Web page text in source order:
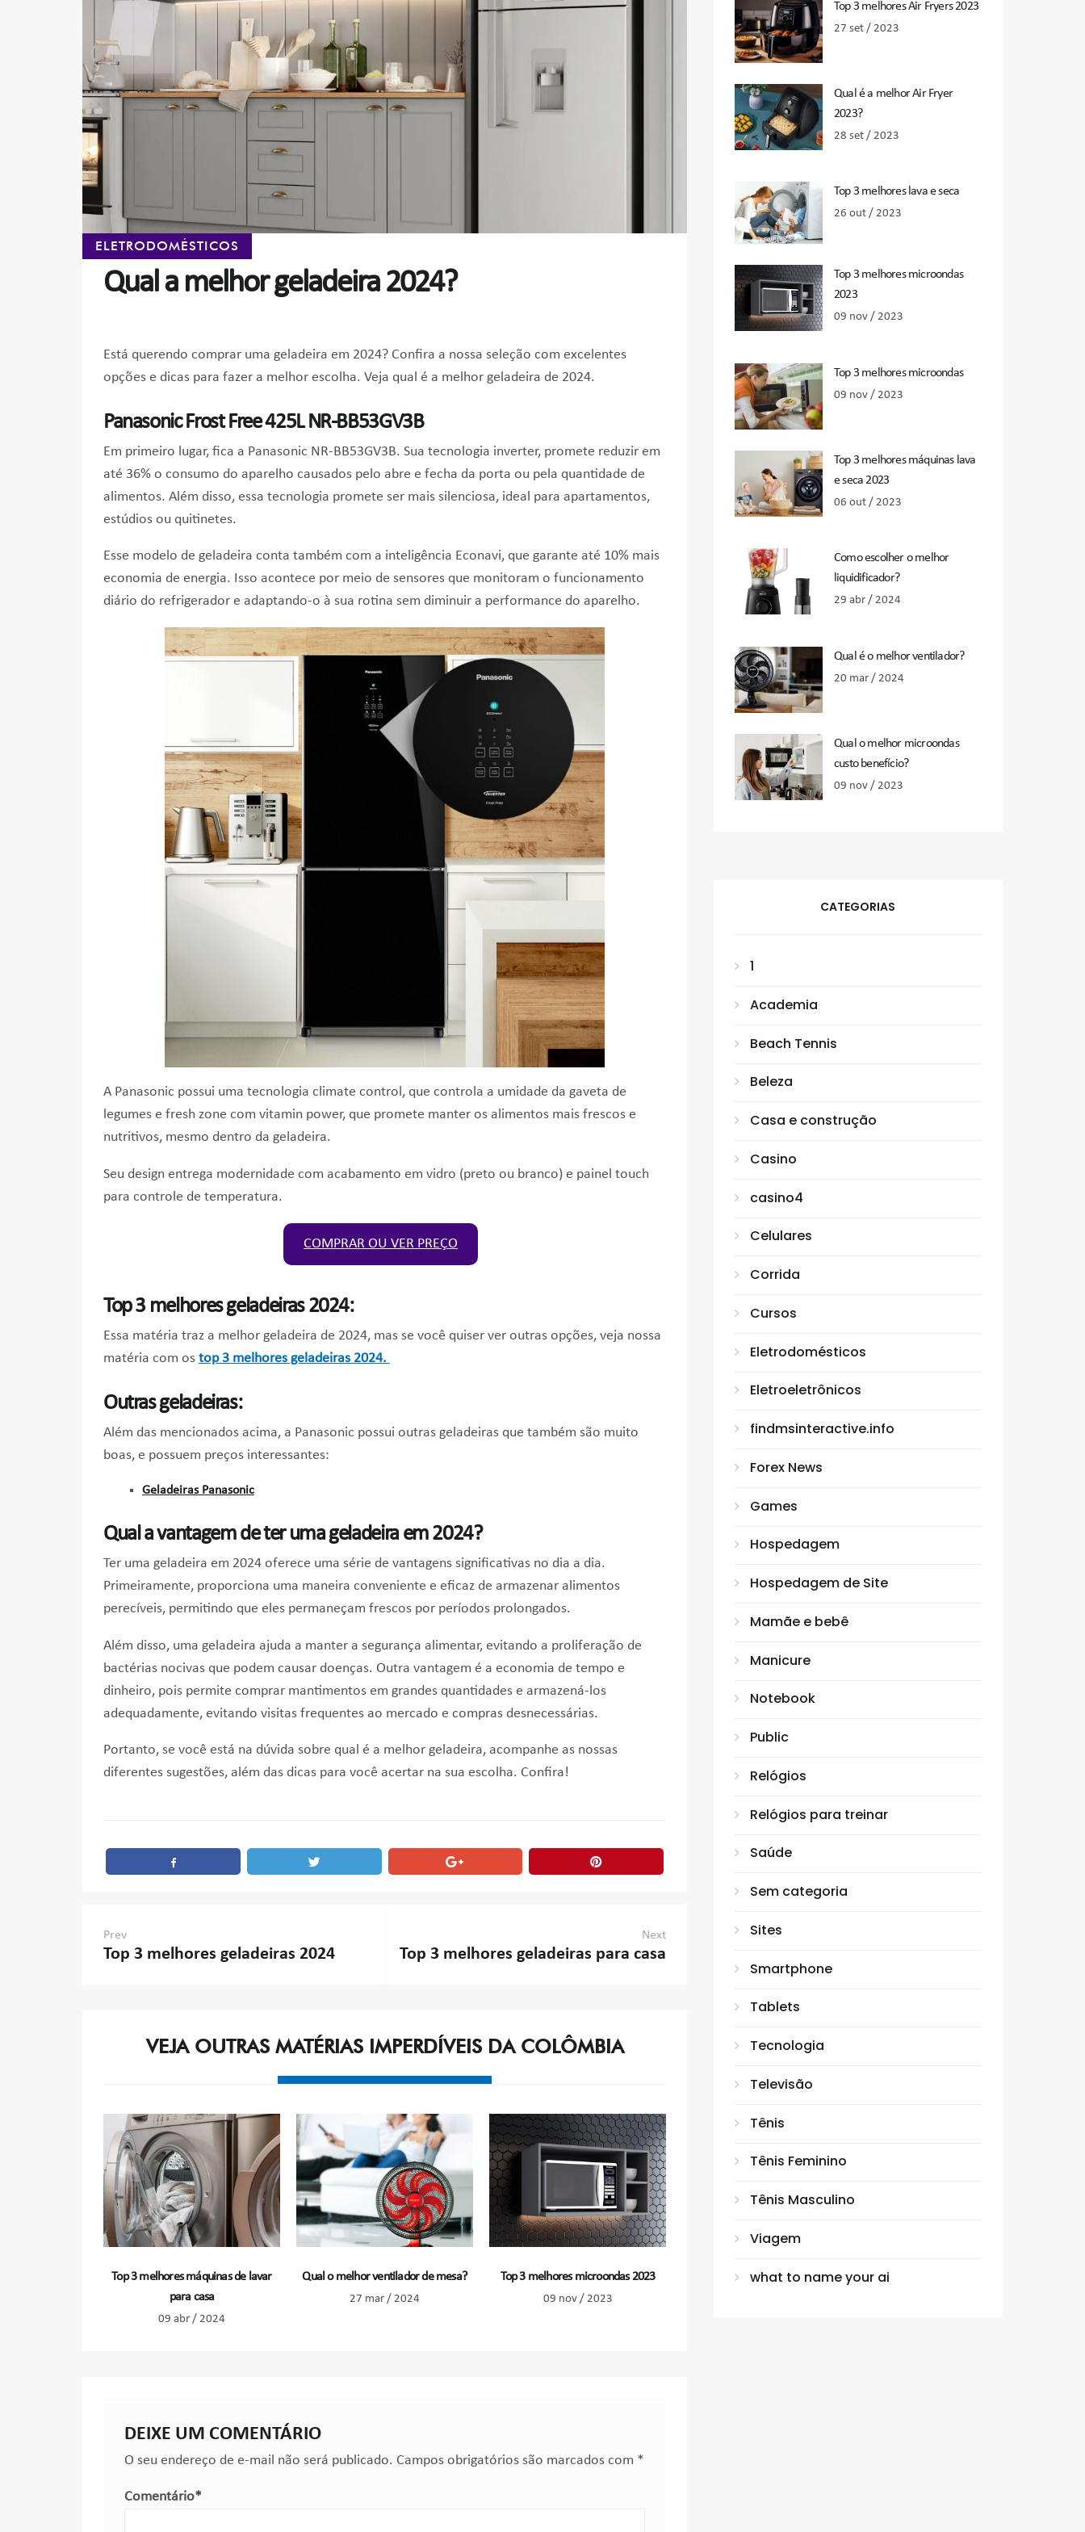
ELETRODOMÉSTICOS
Qual a melhor geladeira 2024?
Está querendo comprar uma geladeira em 2024? Confira a nossa seleção com excelentes
opções e dicas para fazer a melhor escolha. Veja qual é a melhor geladeira de 2024.
Panasonic Frost Free 425L NR-BB53GV3B
Em primeiro lugar, fica a Panasonic NR-BB53GV3B. Sua tecnologia inverter, promete reduzir em
até 36% o consumo do aparelho causados pelo abre e fecha da porta ou pela quantidade de
alimentos. Além disso, essa tecnologia promete ser mais silenciosa, ideal para apartamentos,
estúdios ou quitinetes.
Esse modelo de geladeira conta também com a inteligência Econavi, que garante até 10% mais
economia de energia. Isso acontece por meio de sensores que monitoram o funcionamento
diário do refrigerador e adaptando-o à sua rotina sem diminuir a performance do aparelho.
A Panasonic possui uma tecnologia climate control, que controla a umidade da gaveta de
legumes e fresh zone com vitamin power, que promete manter os alimentos mais frescos e
nutritivos, mesmo dentro da geladeira.
Seu design entrega modernidade com acabamento em vidro (preto ou branco) e painel touch
para controle de temperatura.
COMPRAR OU VER PREÇO
Top 3 melhores geladeiras 2024:
Essa matéria traz a melhor geladeira de 2024, mas se você quiser ver outras opções, veja nossa
matéria com os top 3 melhores geladeiras 2024.
Outras geladeiras:
Além das mencionados acima, a Panasonic possui outras geladeiras que também são muito
boas, e possuem preços interessantes:
Geladeiras Panasonic
Qual a vantagem de ter uma geladeira em 2024?
Ter uma geladeira em 2024 oferece uma série de vantagens significativas no dia a dia.
Primeiramente, proporciona uma maneira conveniente e eficaz de armazenar alimentos
perecíveis, permitindo que eles permaneçam frescos por períodos prolongados.
Além disso, uma geladeira ajuda a manter a segurança alimentar, evitando a proliferação de
bactérias nocivas que podem causar doenças. Outra vantagem é a economia de tempo e
dinheiro, pois permite comprar mantimentos em grandes quantidades e armazená-los
adequadamente, evitando visitas frequentes ao mercado e compras desnecessárias.
Portanto, se você está na dúvida sobre qual é a melhor geladeira, acompanhe as nossas
diferentes sugestões, além das dicas para você acertar na sua escolha. Confira!
Navegação
Prev
Top 3 melhores geladeiras 2024
Next
Top 3 melhores geladeiras para casa
VEJA OUTRAS MATÉRIAS IMPERDÍVEIS DA COLÔMBIA
Top 3 melhores máquinas de lavar
para casa
09 abr / 2024
Qual o melhor ventilador de mesa?
27 mar / 2024
Top 3 melhores microondas 2023
09 nov / 2023
DEIXE UM COMENTÁRIO
O seu endereço de e-mail não será publicado. Campos obrigatórios são marcados com *
Comentário*
Top 3 melhores Air Fryers 2023
27 set / 2023
Qual é a melhor Air Fryer
2023?
28 set / 2023
Top 3 melhores lava e seca
26 out / 2023
Top 3 melhores microondas
2023
09 nov / 2023
Top 3 melhores microondas
09 nov / 2023
Top 3 melhores máquinas lava
e seca 2023
06 out / 2023
Como escolher o melhor
liquidificador?
29 abr / 2024
Qual é o melhor ventilador?
20 mar / 2024
Qual o melhor microondas
custo benefício?
09 nov / 2023
CATEGORIAS
1
Academia
Beach Tennis
Beleza
Casa e construção
Casino
casino4
Celulares
Corrida
Cursos
Eletrodomésticos
Eletroeletrônicos
findmsinteractive.info
Forex News
Games
Hospedagem
Hospedagem de Site
Mamãe e bebê
Manicure
Notebook
Public
Relógios
Relógios para treinar
Saúde
Sem categoria
Sites
Smartphone
Tablets
Tecnologia
Televisão
Tênis
Tênis Feminino
Tênis Masculino
Viagem
what to name your ai